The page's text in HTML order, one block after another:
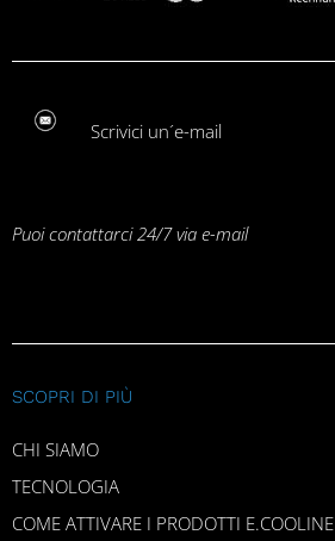
Scrivici un´e-mail
Puoi contattarci 24/7 via e-mail
SCOPRI DI PIÙ
CHI SIAMO
TECNOLOGIA
COME ATTIVARE I PRODOTTI E.COOLINE